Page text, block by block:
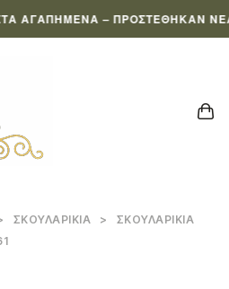
ΑΓΑΠΗΜΈΝΑ – ΠΡΟΣΤΈΘΗΚΑΝ ΝΈΑ
ΣΚΟΥΛΑΡΊΚΙΑ >
ΣΚΟΥΛΑΡΊΚΙΑ